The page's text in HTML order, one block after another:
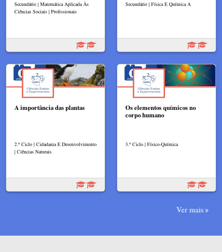
Secundário | Matemática Aplicada Às
Ciências Sociais | Profissionais
Secundário | Física E Química A
A importância das plantas
2.º Ciclo | Cidadania E Desenvolvimento
| Ciências Naturais
Os elementos químicos no
corpo humano
3.º Ciclo | Físico-Química
Ver mais